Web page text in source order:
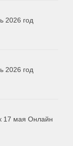
2026 год
2026 год
17 мая Онлайн